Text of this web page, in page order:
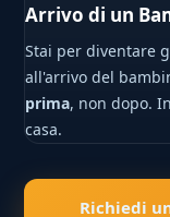
Arrivo di un
Stai per diventare
all'arrivo del
prima, non dopo.
casa.
Richiedi